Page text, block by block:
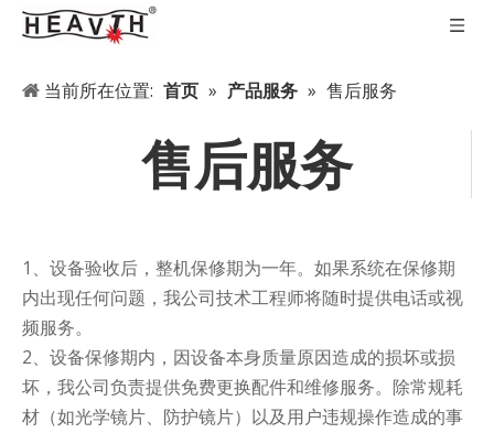
当前所在位置: 首页 » 产品服务 » 售后服务
售后服务
1、设备验收后，整机保修期为一年。如果系统在保修期
内出现任何问题，我公司技术工程师将随时提供电话或视
频服务。
2、设备保修期内，因设备本身质量原因造成的损坏或损
坏，我公司负责提供免费更换配件和维修服务。除常规耗
材（如光学镜片、防护镜片）以及用户违规操作造成的事